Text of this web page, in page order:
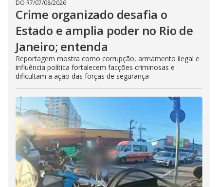
DO R7/07/08/2026
Crime organizado desafia o
Estado e amplia poder no Rio de
Janeiro; entenda
Reportagem mostra como corrupção, armamento ilegal e
influência política fortalecem facções criminosas e
dificultam a ação das forças de segurança